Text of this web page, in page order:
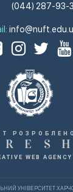
(044) 287-93-
РОЗРОБЛЕНО
R E S H
WEB AGENCY
УНІВЕРСИТЕТ